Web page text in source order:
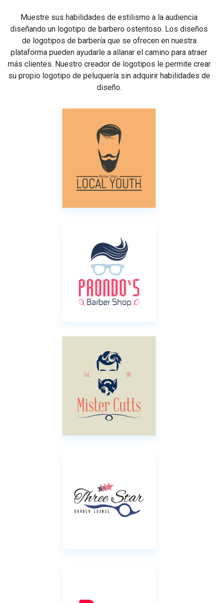
Muestre sus habilidades de estilismo a la audiencia
diseñando un logotipo de barbero ostentoso. Los diseños
de logotipos de barbería que se ofrecen en nuestra
plataforma pueden ayudarle a allanar el camino para atraer
más clientes. Nuestro creador de logotipos le permite crear
su propio logotipo de peluquería sin adquirir habilidades de
diseño.